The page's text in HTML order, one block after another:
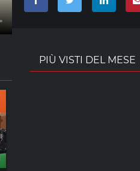
PIÙ VISTI DEL MESE